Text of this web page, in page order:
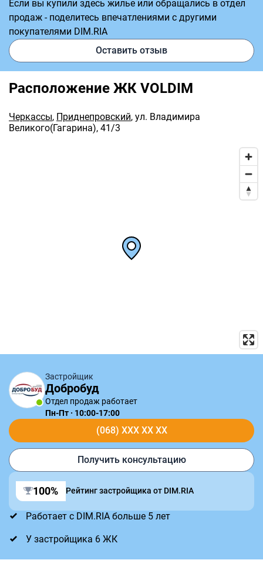
Если вы купили здесь жилье или обращались в отдел
продаж - поделитесь впечатлениями с другими
покупателями DIM.RIA
Оставить отзыв
Расположение ЖК VOLDIM
Черкассы, Приднепровский, ул. Владимира
Великого(Гагарина), 41/3
Застройщик
Добробуд
Отдел продаж работает
Пн-Пт · 10:00-17:00
(068) XXX XX XX
Получить консультацию
100% Рейтинг застройщика от DIM.RIA
Работает с DIM.RIA больше 5 лет
У застройщика 6 ЖК